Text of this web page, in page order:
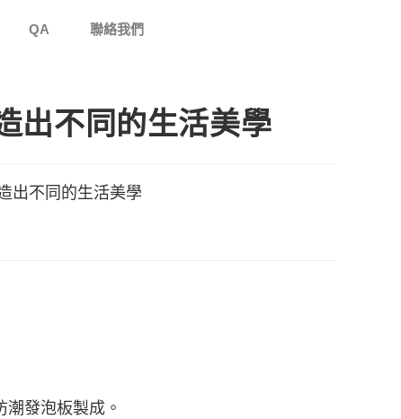
QA 聯絡我們
出不同的生活美學
發泡板製成。